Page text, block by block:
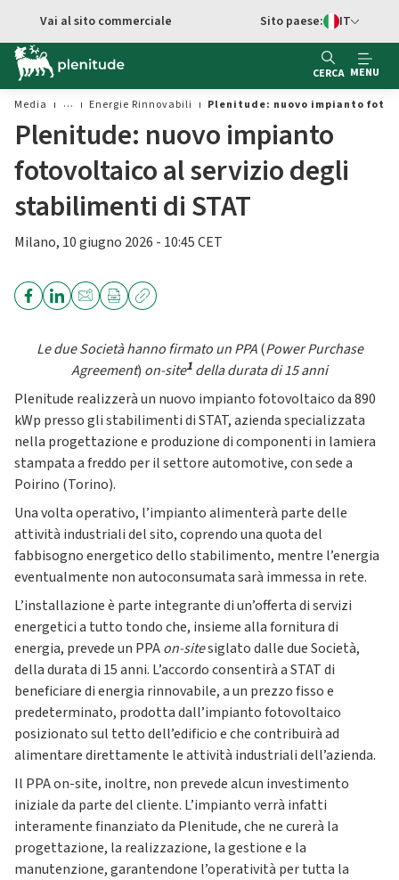
Vai al contenuto principale
Vai al sito commerciale
Switch di
Sito paese: IT
CERCA MENU
Media Energie Rinnovabili Plenitude: nuovo impianto
Plenitude: nuovo impianto
fotovoltaico al servizio degli
stabilimenti di STAT
Milano, 10 giugno 2026 - 10:45 CET
Le due Società hanno firmato un PPA(Power Purchase
Agreement) on-site1 della durata di 15 anni
Plenitude realizzerà un nuovo impianto fotovoltaico da 890
kWp presso gli stabilimenti di STAT, azienda specializzata
nella progettazione e produzione di componenti in lamiera
stampata a freddo per il settore automotive, con sede a
Poirino (Torino).
Una volta operativo, l’impianto alimenterà parte delle
attività industriali del sito, coprendo una quota del
fabbisogno energetico dello stabilimento, mentre l’energia
eventualmente non autoconsumata sarà immessa in rete.
L’installazione è parte integrante di un’offerta di servizi
energetici a tutto tondo che, insieme alla fornitura di
energia, prevede un PPAon-sitesiglato dalle due Società,
della durata di 15 anni. L’accordo consentirà a STAT di
beneficiare di energia rinnovabile, a un prezzo fisso e
predeterminato, prodotta dall’impianto fotovoltaico
posizionato sul tetto dell’edificio e che contribuirà ad
alimentare direttamente le attività industriali dell’azienda.
Il PPA on-site, inoltre, non prevede alcun investimento
iniziale da parte del cliente. L’impianto verrà infatti
interamente finanziato da Plenitude, che ne curerà la
progettazione, la realizzazione, la gestione e la
manutenzione, garantendone l’operatività per tutta la